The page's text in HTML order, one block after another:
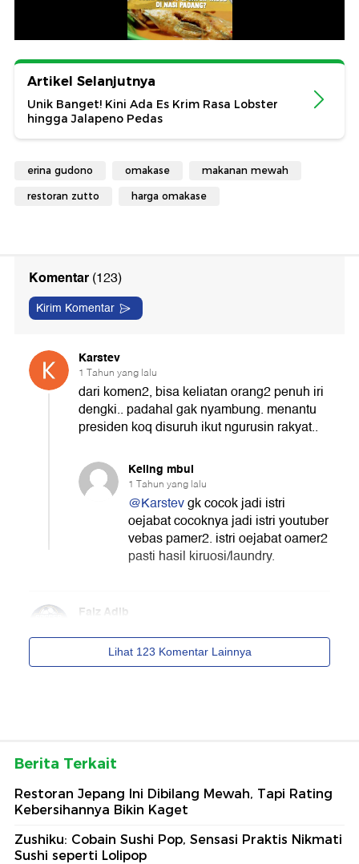
Artikel Selanjutnya
Unik Banget! Kini Ada Es Krim Rasa Lobster
hingga Jalapeno Pedas
erina gudono omakase makanan mewah
restoran zutto harga omakase
Berita Terkait
Restoran Jepang Ini Dibilang Mewah, Tapi Rating
Kebersihannya Bikin Kaget
Zushiku: Cobain Sushi Pop, Sensasi Praktis Nikmati
Sushi seperti Lolipop